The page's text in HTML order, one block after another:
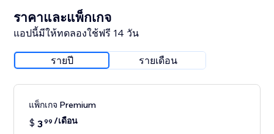
ราคาและแพ็กเกจ
แอปนี้มีให้ทดลองใช้ฟรี 14 วัน
รายปี รายเดือน
แพ็กเกจ Premium
$ 399 /เดือน